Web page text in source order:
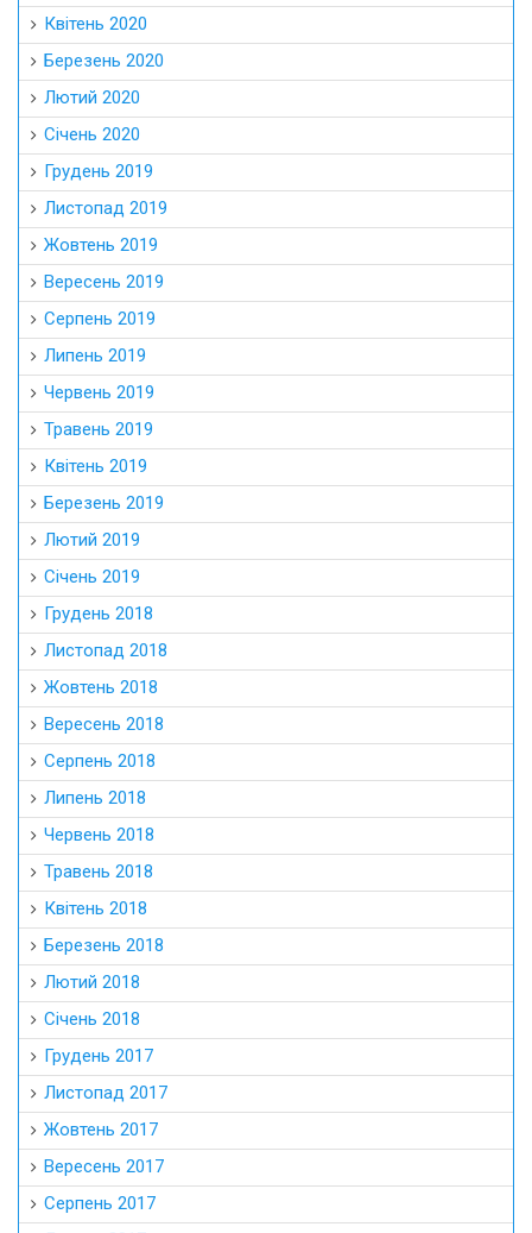
Квітень 2020
Березень 2020
Лютий 2020
Січень 2020
Грудень 2019
Листопад 2019
Жовтень 2019
Вересень 2019
Серпень 2019
Липень 2019
Червень 2019
Травень 2019
Квітень 2019
Березень 2019
Лютий 2019
Січень 2019
Грудень 2018
Листопад 2018
Жовтень 2018
Вересень 2018
Серпень 2018
Липень 2018
Червень 2018
Травень 2018
Квітень 2018
Березень 2018
Лютий 2018
Січень 2018
Грудень 2017
Листопад 2017
Жовтень 2017
Вересень 2017
Серпень 2017